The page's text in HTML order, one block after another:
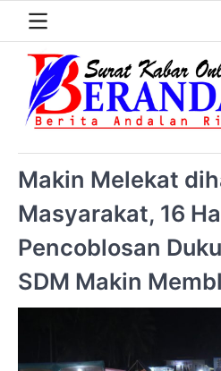
Makin Melekat
Masyarakat, 16
Pencoblosan
SDM Makin